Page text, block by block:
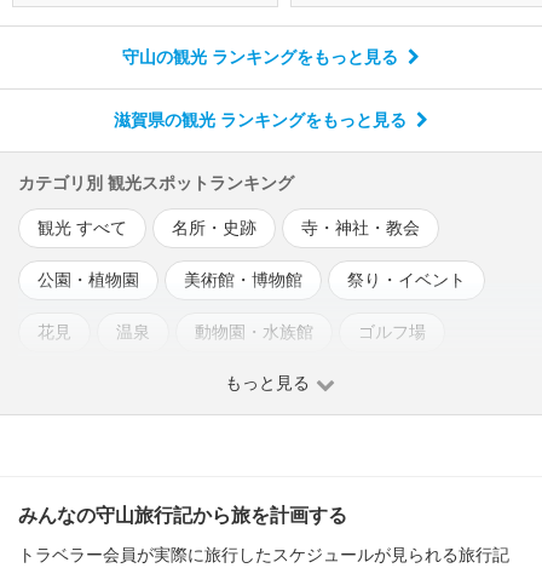
守山の観光 ランキングをもっと見る
滋賀県の観光 ランキングをもっと見る
カテゴリ別 観光スポットランキング
観光 すべて 名所・史跡 寺・神社・教会
公園・植物園 美術館・博物館 祭り・イベント
花見 温泉 動物園・水族館 ゴルフ場
もっと見る
みんなの守山旅行記から旅を計画する
トラベラー会員が実際に旅行したスケジュールが見られる旅行記